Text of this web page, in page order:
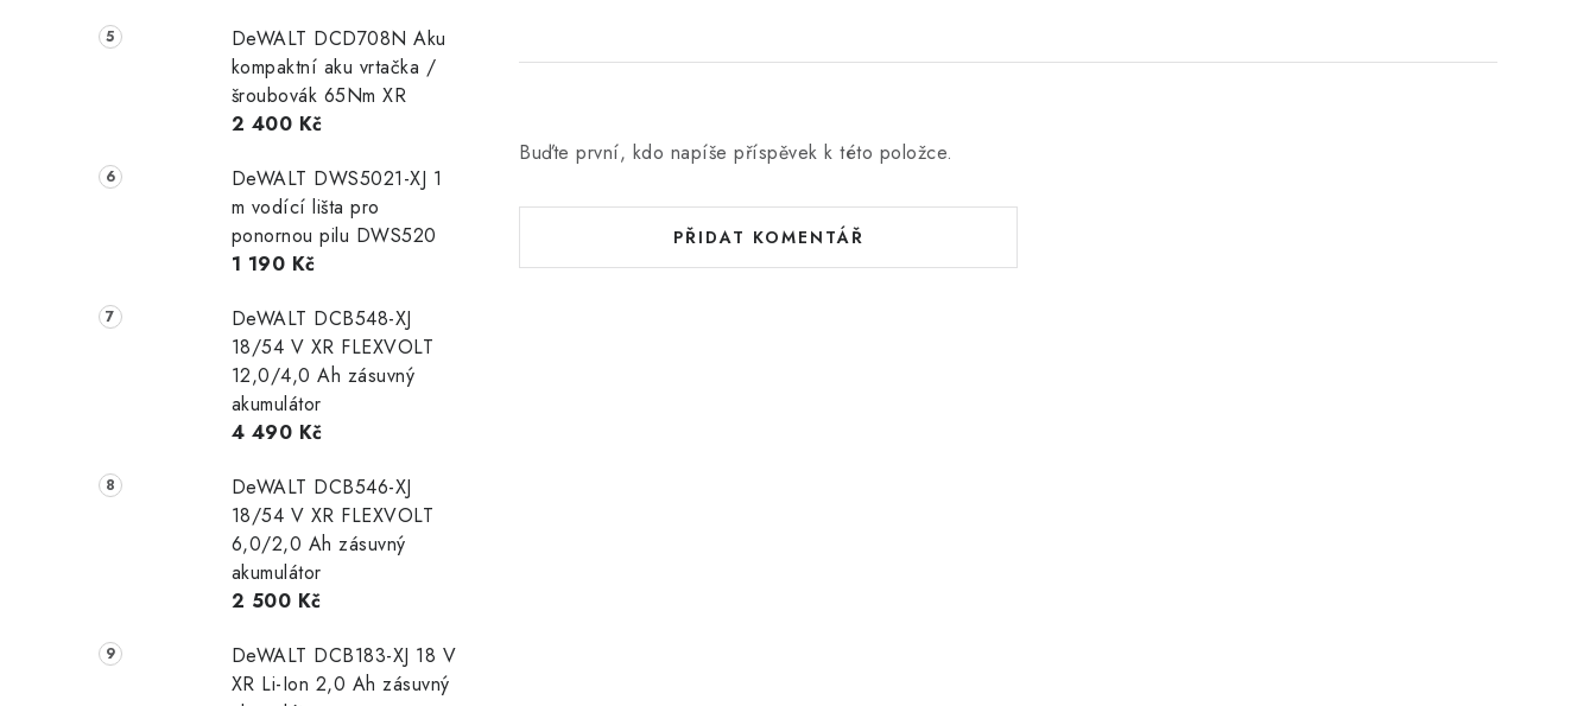
DeWALT DCD708N Aku
kompaktní aku vrtačka /
šroubovák 65Nm XR
2 400 Kč
DeWALT DWS5021-XJ 1
m vodící lišta pro
ponornou pilu DWS520
1 190 Kč
DeWALT DCB548-XJ
18/54 V XR FLEXVOLT
12,0/4,0 Ah zásuvný
akumulátor
4 490 Kč
DeWALT DCB546-XJ
18/54 V XR FLEXVOLT
6,0/2,0 Ah zásuvný
akumulátor
2 500 Kč
DeWALT DCB183-XJ 18 V
XR Li-Ion 2,0 Ah zásuvný
Buďte první, kdo napíše příspěvek k této položce.
PŘIDAT KOMENTÁŘ